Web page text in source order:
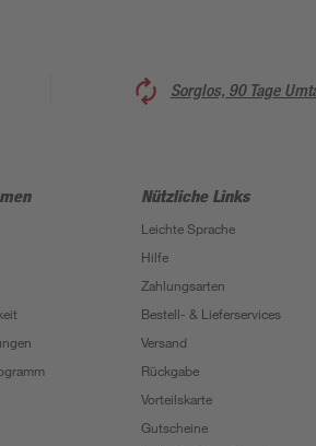
Sorglos, 90 Tage
Nützliche Links
Leichte Sprache
Hilfe
Zahlungsarten
Bestell- & Lieferservices
Versand
Rückgabe
Vorteilskarte
Gutscheine